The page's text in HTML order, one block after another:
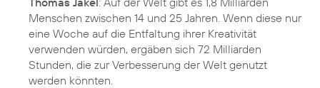
Menschen zwischen 14 und 25 Jahren. Wenn diese nur
eine Woche auf die Entfaltung ihrer Kreativität
verwenden würden, ergäben sich 72 Milliarden
Stunden, die zur Verbesserung der Welt genutzt
werden könnten.